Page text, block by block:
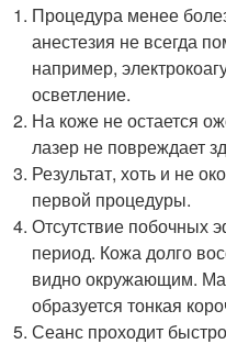
Процедура менее
анестезия не всегда
например,
осветление.
На коже не остается
лазер не повреждает
Результат, хоть и не
первой процедуры.
Отсутствие побочных
период. Кожа долго
видно окружающим.
образуется тонкая
Сеанс проходит